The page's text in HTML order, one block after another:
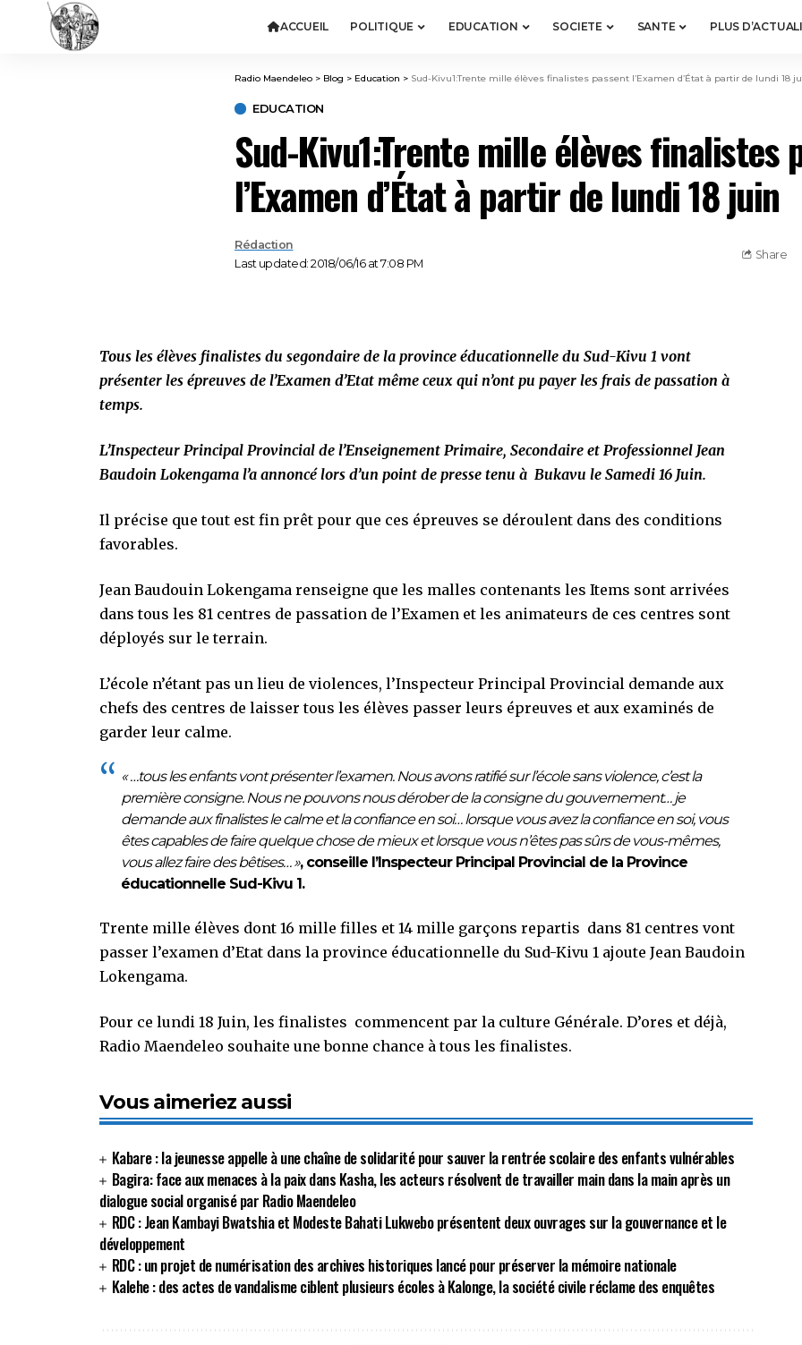
ACCUEIL POLITIQUE EDUCATION SOCIETE SANTE PLUS
Radio Maendeleo > Blog > Education > Sud-Kivu1:Trente mille élèves finalistes passent l’Examen d’État à partir de lundi 18
EDUCATION
Sud-Kivu1:Trente mille élèves finalistes
l’Examen d’État à partir de lundi 18 juin
Last updated: 2018/06/16 at 7:08 PM
Rédaction
Share
Tous les élèves finalistes du segondaire de la province éducationnelle du Sud-Kivu 1 vont
présenter les épreuves de l’Examen d’Etat même ceux qui n’ont pu payer les frais de passation à
temps.
L’Inspecteur Principal Provincial de l’Enseignement Primaire, Secondaire et Professionnel Jean
Baudoin Lokengama l’a annoncé lors d’un point de presse tenu à Bukavu le Samedi 16 Juin.
Il précise que tout est fin prêt pour que ces épreuves se déroulent dans des conditions
favorables.
Jean Baudouin Lokengama renseigne que les malles contenants les Items sont arrivées
dans tous les 81 centres de passation de l’Examen et les animateurs de ces centres sont
déployés sur le terrain.
L’école n’étant pas un lieu de violences, l’Inspecteur Principal Provincial demande aux
chefs des centres de laisser tous les élèves passer leurs épreuves et aux examinés de
garder leur calme.
« …tous les enfants vont présenter l’examen. Nous avons ratifié sur l’école sans violence, c’est la
première consigne. Nous ne pouvons nous dérober de la consigne du gouvernement… je
demande aux finalistes le calme et la confiance en soi… lorsque vous avez la confiance en soi, vous
êtes capables de faire quelque chose de mieux et lorsque vous n’êtes pas sûrs de vous-mêmes,
vous allez faire des bêtises… », conseille l’Inspecteur Principal Provincial de la Province
éducationnelle Sud-Kivu 1.
Trente mille élèves dont 16 mille filles et 14 mille garçons repartis dans 81 centres vont
passer l’examen d’Etat dans la province éducationnelle du Sud-Kivu 1 ajoute Jean Baudoin
Lokengama.
Pour ce lundi 18 Juin, les finalistes commencent par la culture Générale. D’ores et déjà,
Radio Maendeleo souhaite une bonne chance à tous les finalistes.
Vous aimeriez aussi
Kabare : la jeunesse appelle à une chaîne de solidarité pour sauver la rentrée scolaire des enfants vulnérables
Bagira: face aux menaces à la paix dans Kasha, les acteurs résolvent de travailler main dans la main après un
dialogue social organisé par Radio Maendeleo
RDC : Jean Kambayi Bwatshia et Modeste Bahati Lukwebo présentent deux ouvrages sur la gouvernance et le
développement
RDC : un projet de numérisation des archives historiques lancé pour préserver la mémoire nationale
Kalehe : des actes de vandalisme ciblent plusieurs écoles à Kalonge, la société civile réclame des enquêtes